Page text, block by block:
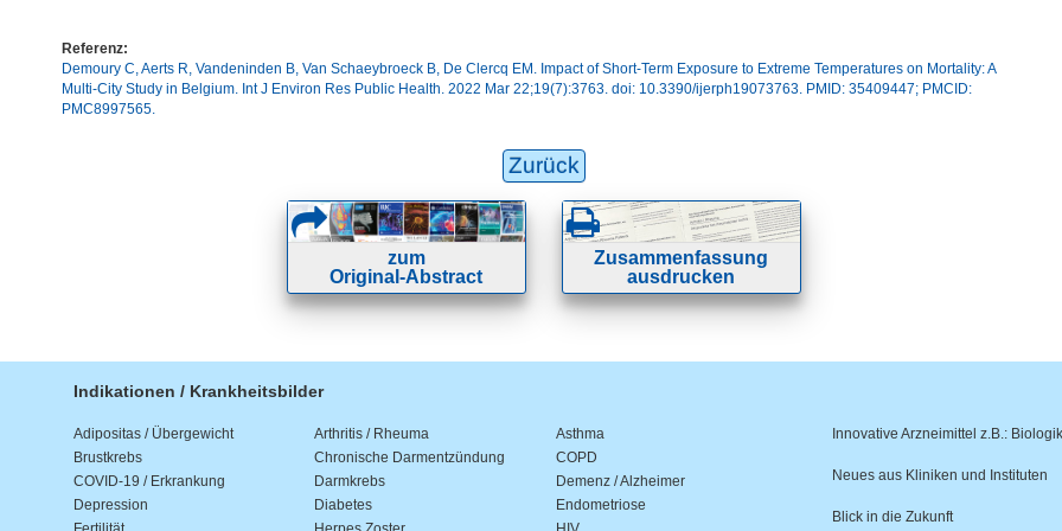
Referenz:
Demoury C, Aerts R, Vandeninden B, Van Schaeybroeck B, De Clercq EM. Impact of Short-Term Exposure to Extreme Temperatures on Mortality: A
Multi-City Study in Belgium. Int J Environ Res Public Health. 2022 Mar 22;19(7):3763. doi: 10.3390/ijerph19073763. PMID: 35409447; PMCID:
PMC8997565.
Zurück
zum
Original-Abstract
Zusammenfassung
ausdrucken
Indikationen / Krankheitsbilder
Adipositas / Übergewicht Arthritis / Rheuma
Asthma
Brustkrebs
Chronische Darmentzündung
COPD
COVID-19 / Erkrankung
Darmkrebs
Demenz / Alzheimer
Depression
Diabetes
Endometriose
Innovative Arzneimittel z.B.:
Neues aus Kliniken und Instituten
Blick in die Zukunft